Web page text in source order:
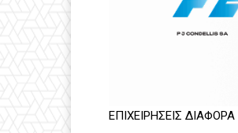
ΕΠΙΧΕΙΡΉΣΕΙΣ ΔΙΆΦΟΡΑ